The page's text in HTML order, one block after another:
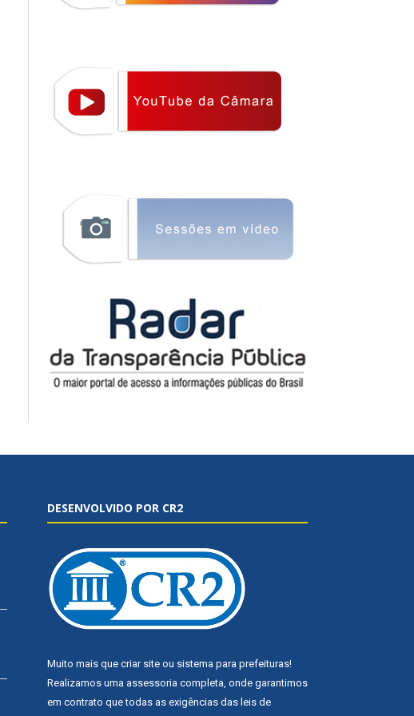
DESENVOLVIDO POR CR2
Muito mais que criar site ou sistema para prefeituras!
Realizamos uma assessoria completa, onde garantimos
em contrato que todas as exigências das leis de